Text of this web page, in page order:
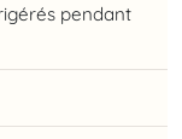
pendant